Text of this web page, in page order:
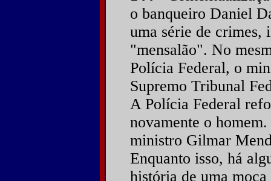
o banqueiro Daniel
uma série de crimes,
"mensalão". No
Polícia Federal, o
Supremo Tribunal
A Polícia Federal
novamente o
ministro Gilmar
Enquanto isso, há
história de uma moça